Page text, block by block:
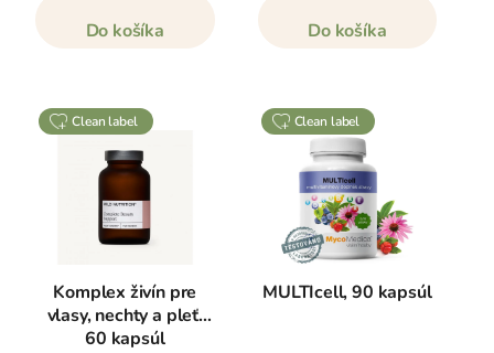
Do košíka Do košíka
clean label
Komplex živín pre
vlasy, nechty a pleť,
60 kapsúl
clean label
MULTIcell, 90 kapsúl